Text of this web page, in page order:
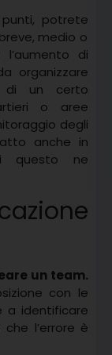
potrete
medio o
di
organizzare
di un certo
o aree
degli
anche in
questo ne
un team.
con le
a identificare
l’errore è